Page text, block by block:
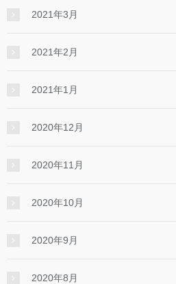
2021年3月
2021年2月
2021年1月
2020年12月
2020年11月
2020年10月
2020年9月
2020年8月